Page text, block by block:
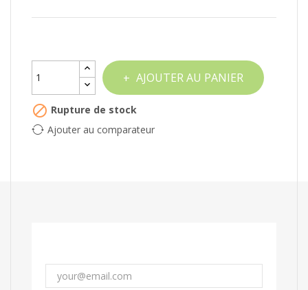
AJOUTER AU PANIER
 Rupture de stock
Ajouter au comparateur